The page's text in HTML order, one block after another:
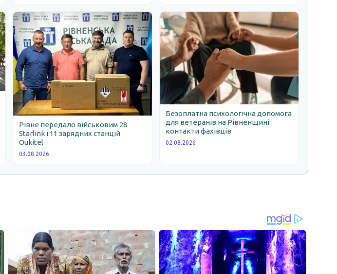
Рівне передало військовим 28
Starlink і 11 зарядних станцій
Oukitel
03.08.2026
Безоплатна психологічна допомога
для ветеранів на Рівненщині:
контакти фахівців
02.08.2026